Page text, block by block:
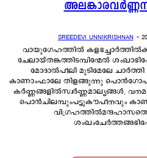
അലങ്കാരവർണ്ണന
SREEDEVI UNNIKRISHNAN -
വായുഗേഹത്തിൽ
ചേലായ്തങ്കത്തിടമ്പിന്മേൽ
മോദാൽപീലി മുടിമേലേ ചാർത്തി
കാണാംഫാലേ തിളങ്ങുന്നു
കർണ്ണങ്ങളിൽസ്വർണ്ണമാല്യങ്ങൾ,
പൊൻചിലമ്പുംപട്ടുകൗപീനവും